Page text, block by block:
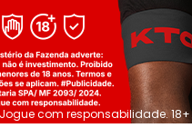
Jogue com responsabilidade. 18+